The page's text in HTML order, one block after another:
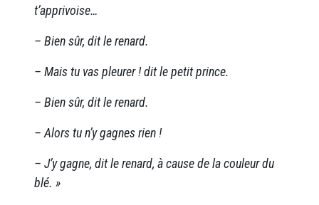
t’apprivoise…
– Bien sûr, dit le renard.
– Mais tu vas pleurer ! dit le petit prince.
– Bien sûr, dit le renard.
– Alors tu n’y gagnes rien !
– J’y gagne, dit le renard, à cause de la couleur du
blé. »